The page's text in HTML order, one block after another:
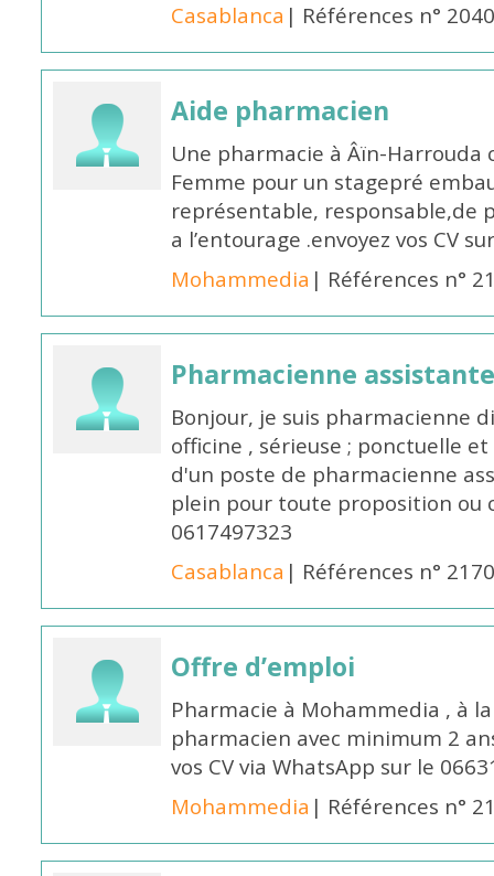
Casablanca | Références n°
Aide pharmacien
Une pharmacie à Âïn-Harrouda
Femme pour un stagepré
représentable,
a l’entourage .envoyez vos CV
Mohammedia | Références n°
Pharmacienne
Bonjour, je suis pharmacienne
officine , sérieuse ; ponctuelle
d'un poste de pharmacienne
plein pour toute proposition ou
0617497323
Casablanca | Références n°
Offre d’emploi
Pharmacie à Mohammedia , à
pharmacien avec minimum 2
vos CV via WhatsApp sur le
Mohammedia | Références n°